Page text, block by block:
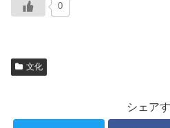
0
文化
シェア